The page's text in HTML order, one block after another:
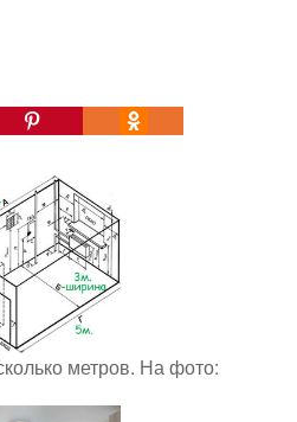
метров. На фото: